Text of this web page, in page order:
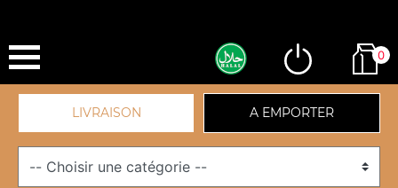
0
LIVRAISON A EMPORTER